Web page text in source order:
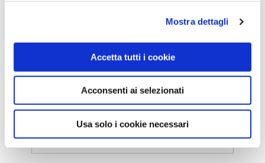
Mostra dettagli
Accetta tutti i cookie
Acconsenti ai selezionati
Usa solo i cookie necessari
Iscriviti alla nostra
newsletter